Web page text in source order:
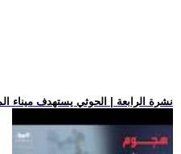
.. نشرة الرابعة | الحوثي يستهدف ميناء